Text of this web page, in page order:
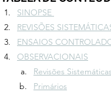
SINOPSE
REVISÕES
ENSAIOS
OBSERVACIONAIS
Revisões Sistemáticas
Primários